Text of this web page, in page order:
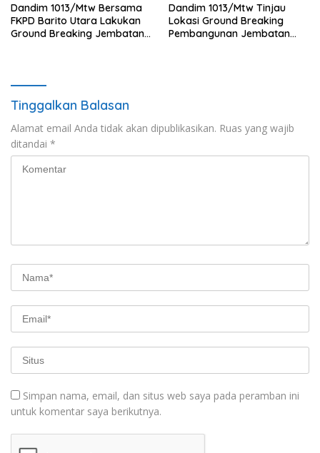
Dandim 1013/Mtw Bersama
FKPD Barito Utara Lakukan
Ground Breaking Jembatan
Dandim 1013/Mtw Tinjau
Lokasi Ground Breaking
Pembangunan Jembatan
Tinggalkan Balasan
Alamat email Anda tidak akan dipublikasikan. Ruas yang wajib
ditandai *
Simpan nama, email, dan situs web saya pada peramban ini
untuk komentar saya berikutnya.